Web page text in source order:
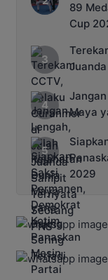
89
Cup
Maya
2029